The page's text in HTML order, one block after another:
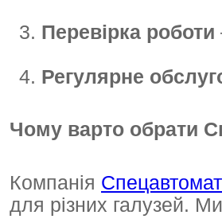
Перевірка роботи
Регулярне
Чому варто обрати
Компанія
для різних галузей.